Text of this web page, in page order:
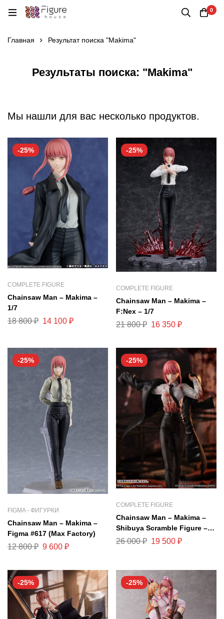
0
Главная Результат поиска "Makima"
Результаты поиска: "Makima"
Мы нашли для вас несколько продуктов.
-25%
COMPLETE FIGURE
Chainsaw Man – Makima –
1/7
18 800₽ 14 100 ₽
-25%
COMPLETE FIGURE
Chainsaw Man – Makima –
F:Nex – 1/7
21 800₽ 16 350 ₽
-25%
FIGMA - ФИГУРКИ
Chainsaw Man – Makima –
Figma #617 (Max Factory)
12 800₽ 9 600 ₽
-25%
COMPLETE FIGURE
Chainsaw Man – Makima –
Shibuya Scramble Figure –
1/7 (Alpha Satellite, eStream)
26 000₽ 19 500 ₽
-25% -25%